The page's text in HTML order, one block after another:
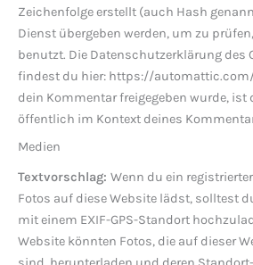
Zeichenfolge erstellt (auch Hash
Dienst übergeben werden, um zu
benutzt. Die Datenschutzerklärung des
findest du hier: https://
dein Kommentar freigegeben wurde, ist
öffentlich im Kontext deines
Medien
Textvorschlag: Wenn du ein
Fotos auf diese Website lädst, solltest
mit einem EXIF-GPS-Standort
Website könnten Fotos, die auf dieser